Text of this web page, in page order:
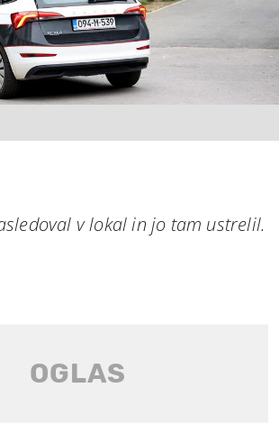
v lokal in jo tam ustrelil.